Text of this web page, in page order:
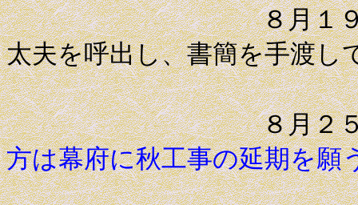
８月１９日 高
太夫を呼出し、書簡を手渡し
８月２
方は幕府に秋工事の延期を願